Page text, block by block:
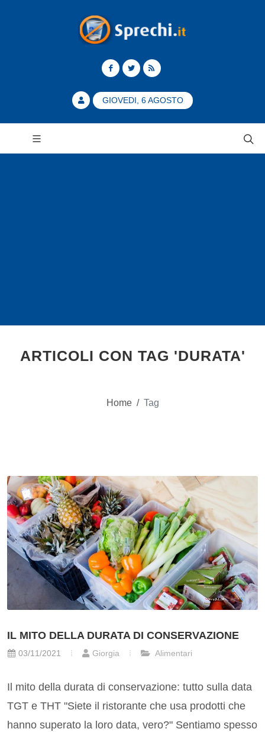
GIOVEDI, 6 AGOSTO
ARTICOLI CON TAG 'DURATA'
Home / Tag
IL MITO DELLA DURATA DI CONSERVAZIONE
03/11/2021 Giorgia Alimentari
Il mito della durata di conservazione: tutto sulla data
TGT e THT "Siete il ristorante che usa prodotti che
hanno superato la loro data, vero?" Sentiamo spesso